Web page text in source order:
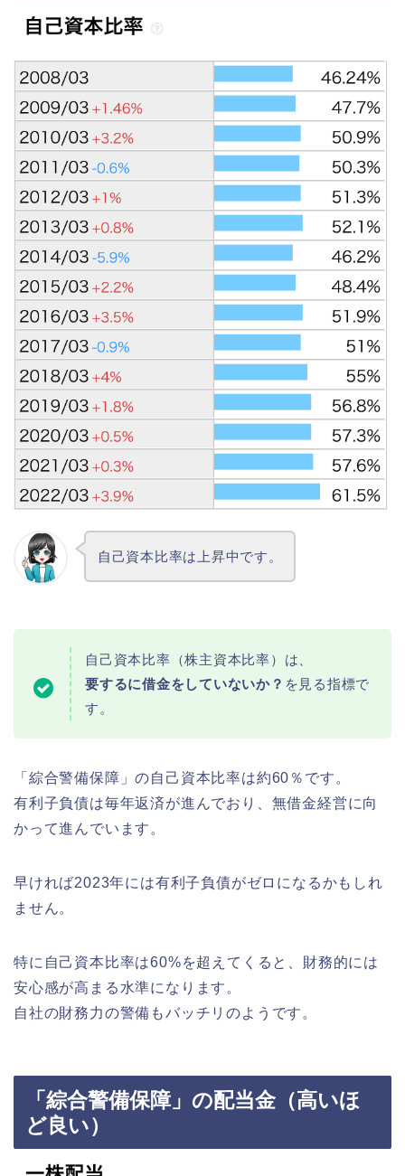
自己資本比率は上昇中です。
自己資本比率（株主資本比率）は、
要するに借金をしていないか？ を見る指標で
す。
「綜合警備保障」の自己資本比率は約60％です。
有利子負債は毎年返済が進んでおり、無借金経営に向
かって進んでいます。
早ければ2023年には有利子負債がゼロになるかもしれ
ません。
特に自己資本比率は60%を超えてくると、財務的には
安心感が高まる水準になります。
自社の財務力の警備もバッチリのようです。
「綜合警備保障」の配当金（高いほ
ど良い）